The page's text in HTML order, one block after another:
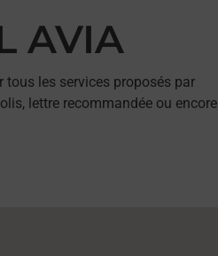
AVIA
tous les services proposés par
lettre recommandée ou encore